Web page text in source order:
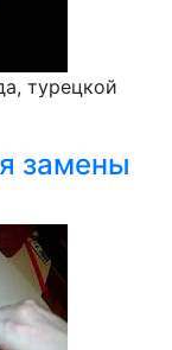
турецкой
замены